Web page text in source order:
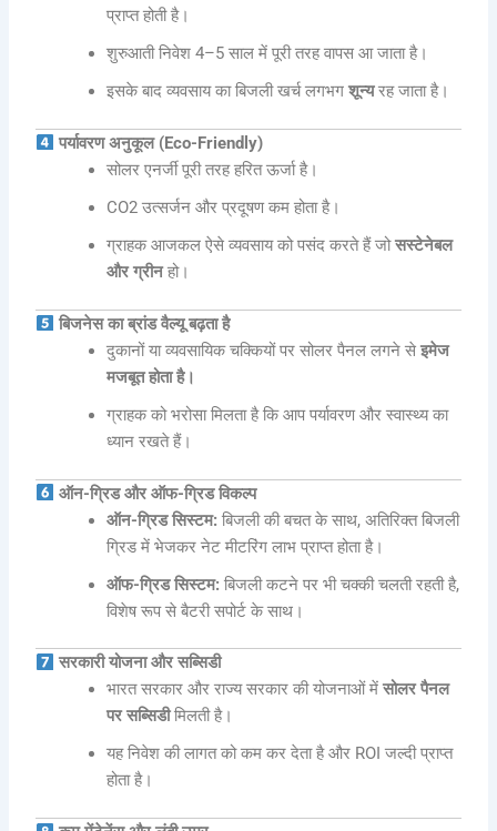
प्राप्त होती है।
शुरुआती निवेश 4–5 साल में पूरी तरह वापस आ जाता है।
इसके बाद व्यवसाय का बिजली खर्च लगभगशून्यरह जाता है।
पर्यावरण अनुकूल (Eco-Friendly)
सोलर एनर्जी पूरी तरह हरित ऊर्जा है।
CO2 उत्सर्जन और प्रदूषण कम होता है।
ग्राहक आजकल ऐसे व्यवसाय को पसंद करते हैं जोसस्टेनेबल
और ग्रीनहो।
बिजनेस का ब्रांड वैल्यू बढ़ता है
दुकानों या व्यवसायिक चक्कियों पर सोलर पैनल लगने सेइमेज
मजबूत होता है।
ग्राहक को भरोसा मिलता है कि आप पर्यावरण और स्वास्थ्य का
ध्यान रखते हैं।
ऑन-ग्रिड और ऑफ-ग्रिड विकल्प
ऑन-ग्रिड सिस्टम: बिजली की बचत के साथ, अतिरिक्त बिजली
ग्रिड में भेजकर नेट मीटरिंग लाभ प्राप्त होता है।
ऑफ-ग्रिड सिस्टम: बिजली कटने पर भी चक्की चलती रहती है,
विशेष रूप से बैटरी सपोर्ट के साथ।
सरकारी योजना और सब्सिडी
भारत सरकार और राज्य सरकार की योजनाओं मेंसोलर पैनल
पर सब्सिडीमिलती है।
यह निवेश की लागत को कम कर देता है और ROI जल्दी प्राप्त
होता है।